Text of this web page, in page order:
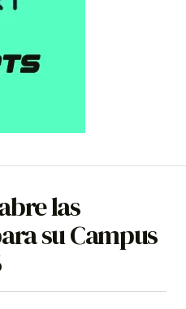
las
su Campus